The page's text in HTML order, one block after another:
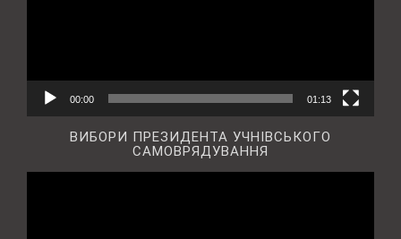
00:00 01:13
ВИБОРИ ПРЕЗИДЕНТА УЧНІВСЬКОГО
САМОВРЯДУВАННЯ